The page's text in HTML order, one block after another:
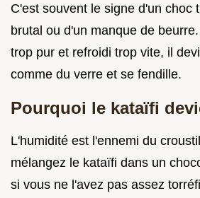
C'est souvent le signe d'un choc
brutal ou d'un manque de
trop pur et refroidi trop vite, il
comme du verre et se fendille.
Pourquoi le kataïfi
L'humidité est l'ennemi du
mélangez le kataïfi dans un
si vous ne l'avez pas assez